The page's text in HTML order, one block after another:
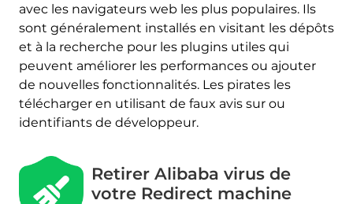
avec les navigateurs web les plus populaires. Ils
sont généralement installés en visitant les dépôts
et à la recherche pour les plugins utiles qui
peuvent améliorer les performances ou ajouter
de nouvelles fonctionnalités. Les pirates les
télécharger en utilisant de faux avis sur ou
identifiants de développeur.
Retirer Alibaba virus de
votre Redirect machine